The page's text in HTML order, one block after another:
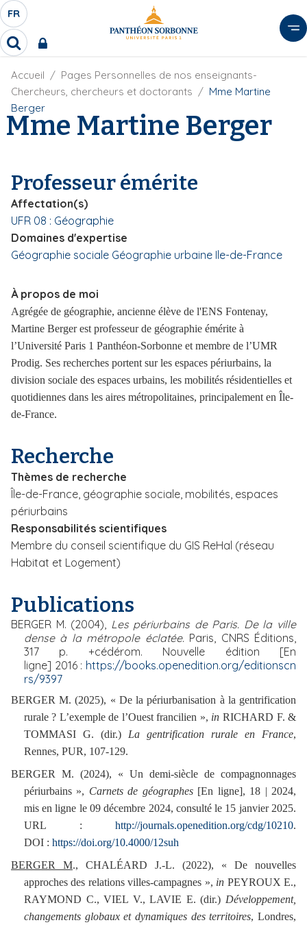
A
l
l
e
S
É
L
E
C
T
E
U
E
L
A
N
G
F
R
FR
R
c
h
e
r
c
r
F
i
d
'
A
a
n
e
Accueil
Pages Personnelles de nos enseignants-
Chercheurs, chercheurs et doctorants
Mme Martine
Berger
Mme Martine Berger
Professeur émérite
Affectation(s)
UFR 08 : Géographie
Domaines d'expertise
Géographie sociale Géographie urbaine Ile-de-France
À propos de moi
Agrégée de géographie, ancienne élève de l'ENS Fontenay,
Martine Berger est professeur de géographie émérite à
l’Université Paris 1 Panthéon-Sorbonne et membre de l’UMR
Prodig. Ses recherches portent sur les espaces périurbains, la
division sociale des espaces urbains, les mobilités résidentielles et
quotidiennes dans les aires métropolitaines, principalement en Île-
de-France.
Recherche
Thèmes de recherche
Île-de-France, géographie sociale, mobilités, espaces
périurbains
Responsabilités scientifiques
Membre du conseil scientifique du GIS ReHal (réseau
Habitat et Logement)
Publications
BERGER M. (2004), Les périurbains de Paris. De la ville
dense à la métropole éclatée.Paris, CNRS Éditions,
317 p. +cédérom. Nouvelle édition [En
ligne] 2016 : https://books.openedition.org/editionscn
rs/9397
BERGER M. (2025), « De la périurbanisation à la gentrification
rurale ? L’exemple de l’Ouest francilien », in RICHARD F. &
TOMMASI G. (dir.) La gentrification rurale en France,
Rennes, PUR, 107-129.
BERGER M. (2024), « Un demi-siècle de compagnonnages
périurbains », Carnets de géographes[En ligne], 18 | 2024,
mis en ligne le 09 décembre 2024, consulté le 15 janvier 2025.
URL : http://journals.openedition.org/cdg/10210.
DOI : https://doi.org/10.4000/12suh
BERGER M., CHALÉARD J.-L. (2022), « De nouvelles
approches des relations villes-campagnes », in PEYROUX E.,
RAYMOND C., VIEL V., LAVIE E. (dir.) Développement,
changements globaux et dynamiques des territoires, Londres,